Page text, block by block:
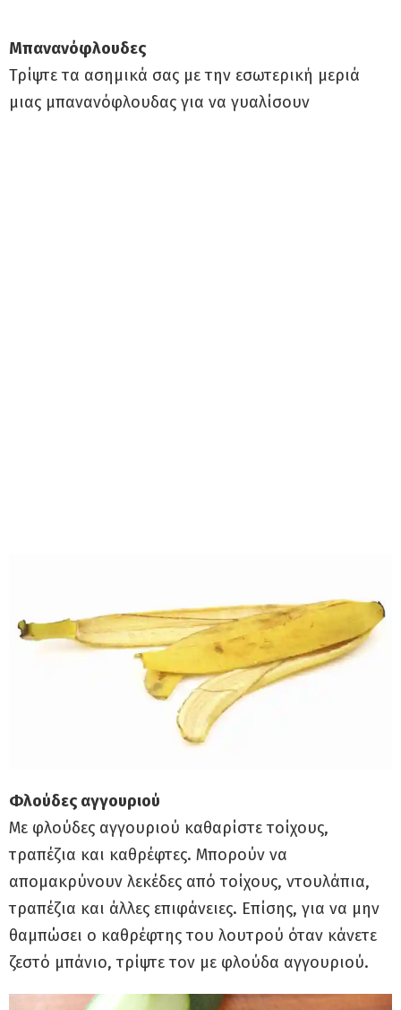
Μπανανόφλουδες
Τρίψτε τα ασημικά σας με την εσωτερική μεριά
μιας μπανανόφλουδας για να γυαλίσουν
Φλούδες αγγουριού
Με φλούδες αγγουριού καθαρίστε τοίχους,
τραπέζια και καθρέφτες. Μπορούν να
απομακρύνουν λεκέδες από τοίχους, ντουλάπια,
τραπέζια και άλλες επιφάνειες. Επίσης, για να μην
θαμπώσει ο καθρέφτης του λουτρού όταν κάνετε
ζεστό μπάνιο, τρίψτε τον με φλούδα αγγουριού.